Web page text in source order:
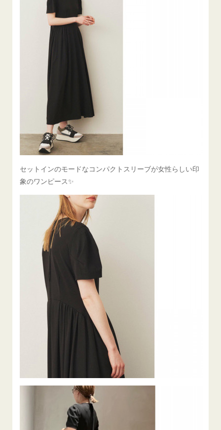
セットインのモードなコンパクトスリーブが女性らしい印
象のワンピース✨